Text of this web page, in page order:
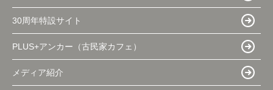
30周年特設サイト
PLUS+アンカー（古民家カフェ）
メディア紹介